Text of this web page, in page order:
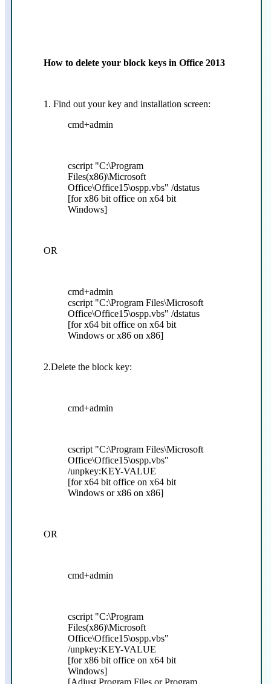
How to delete your block keys in Office 2013
1. Find out your key and installation screen:
cmd+admin
cscript "C:\Program
Files(x86)\Microsoft
Office\Office15\ospp.vbs" /dstatus
[for x86 bit office on x64 bit
Windows]
OR
cmd+admin
cscript "C:\Program Files\Microsoft
Office\Office15\ospp.vbs" /dstatus
[for x64 bit office on x64 bit
Windows or x86 on x86]
2.Delete the block key:
cmd+admin
cscript "C:\Program Files\Microsoft
Office\Office15\ospp.vbs"
/unpkey:KEY-VALUE
[for x64 bit office on x64 bit
Windows or x86 on x86]
OR
cmd+admin
cscript "C:\Program
Files(x86)\Microsoft
Office\Office15\ospp.vbs"
/unpkey:KEY-VALUE
[for x86 bit office on x64 bit
Windows]
[Adjust Program Files or Program